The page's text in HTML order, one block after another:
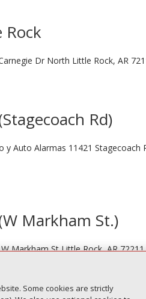
Dr North Little Rock, AR
Rd)
Auto Alarmas 11421 Stagecoach
Markham St.)
Markham St Little Rock, AR 72211
Some cookies are strictly